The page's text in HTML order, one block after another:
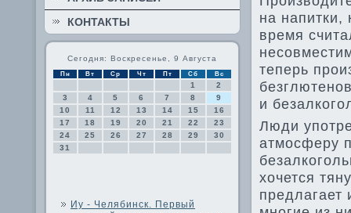
КОНТАКТЫ
Сегодня: Воскресенье, 9 Августа
Пн Вт Ср Чт Пт Сб Вс
1
2
3
4 5 6 7 8
9
10
11 12 13 14 15
16
17
18 19 20 21 22
23
24
25 26 27 28 29
30
31
Иу - Челябинск. Первый
на напитки,
время
теперь
и
Люди
атмосферу
хочется
предлагает